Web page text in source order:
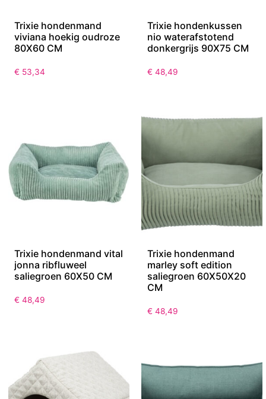
Trixie hondenmand
viviana hoekig oudroze
80X60 CM
€ 53,34
Trixie hondenkussen
nio waterafstotend
donkergrijs 90X75 CM
€ 48,49
Trixie hondenmand vital
jonna ribfluweel
saliegroen 60X50 CM
€ 48,49
Trixie hondenmand
marley soft edition
saliegroen 60X50X20
CM
€ 48,49